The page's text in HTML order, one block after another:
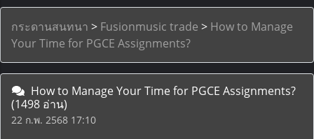
กระดานสนทนา > Fusionmusic trade > How to Manage
Your Time for PGCE Assignments?
How to Manage Your Time for PGCE Assignments?
(1498 อ่าน)
22 ก.พ. 2568 17:10